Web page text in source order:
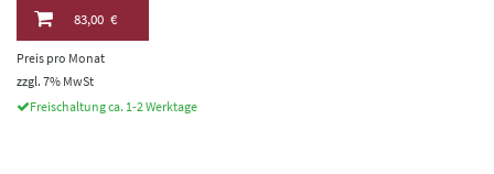
83,00 €
Preis pro Monat
zzgl. 7% MwSt
Freischaltung ca. 1-2 Werktage